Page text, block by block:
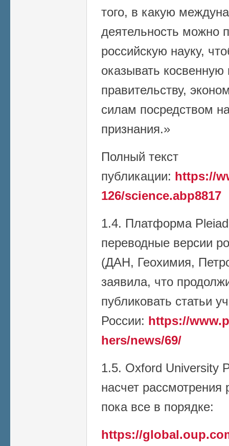
того, в какую
деятельность можно
российскую науку,
оказывать
правительству,
силам посредством
признания.»
Полный текст
публикации: https://
126/science.abp8817
1.4. Платформа
переводные версии
(ДАН, Геохимия,
заявила, что
публиковать статьи
России: https://
hers/news/69/
1.5. Oxford University
насчет рассмотрения
пока все в порядке:
https://